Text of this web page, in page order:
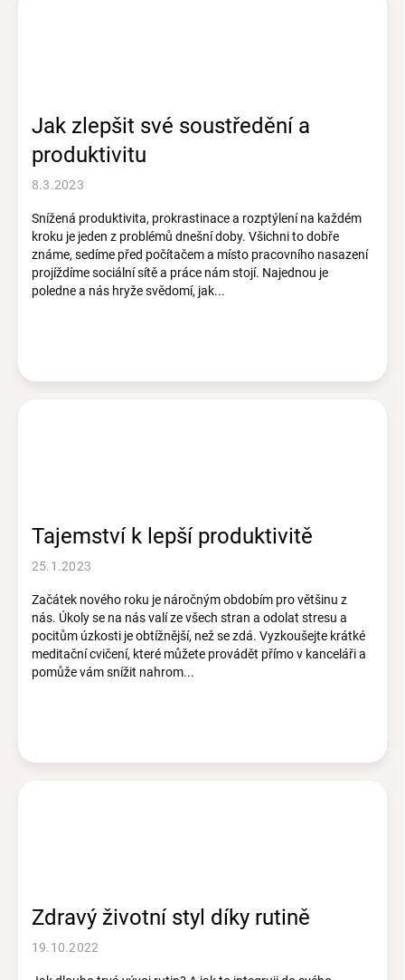
Jak zlepšit své soustředění a
produktivitu
8.3.2023
Snížená produktivita, prokrastinace a rozptýlení na každém
kroku je jeden z problémů dnešní doby. Všichni to dobře
známe, sedíme před počítačem a místo pracovního nasazení
projíždíme sociální sítě a práce nám stojí. Najednou je
poledne a nás hryže svědomí, jak...
Tajemství k lepší produktivitě
25.1.2023
Začátek nového roku je náročným obdobím pro většinu z
nás. Úkoly se na nás valí ze všech stran a odolat stresu a
pocitům úzkosti je obtížnější, než se zdá. Vyzkoušejte krátké
meditační cvičení, které můžete provádět přímo v kanceláři a
pomůže vám snížit nahrom...
Zdravý životní styl díky rutině
19.10.2022